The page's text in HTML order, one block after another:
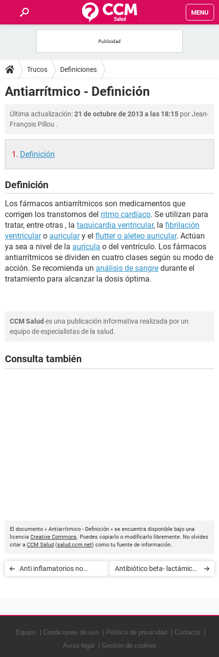
MENU
FOROS
SALUD
FAMILIA
NUTRICIÓN
SEXUALIDAD
GLOSARIO
Trucos Definiciones
Antiarrítmico - Definición
Última actualización:21 de octubre de 2013 a las 18:15 porJean-
François Pillou .
Definición
Definición
Los fármacos antiarrítmicos son medicamentos que
corrigen los transtornos del ritmo cardíaco. Se utilizan para
tratar, entre otras , la taquicardia ventricular, la fibrilación
ventricularo auriculary el flutter o aleteo auricular. Actúan
ya sea a nivel de la aurícula o del ventrículo. Los fármacos
antiarrítmicos se dividen en cuatro clases según su modo de
acción. Se recomienda un análisis de sangre durante el
tratamiento para alcanzar la dosis óptima.
CCM Salud es una publicación informativa realizada por un
equipo de especialistas de la salud.
Consulta también
El documento « Antiarrítmico - Definición » se encuentra disponible bajo una
licencia Creative Commons. Puedes copiarlo o modificarlo libremente. No olvides
citar a CCM Salud (salud.ccm.net) como tu fuente de información.
Anti inflamatorios no
Antibiótico beta- lactámicos
Equipo Condiciones de uso Política de privacidad
Contacto
Aviso legal
Gestión de cookies